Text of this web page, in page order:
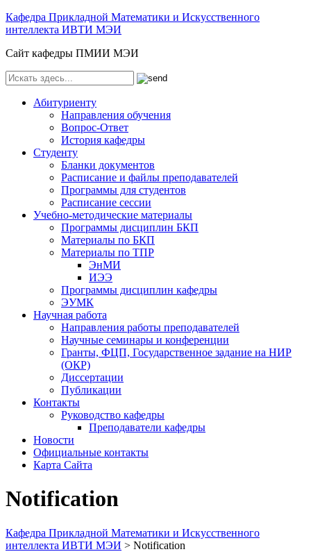
Кафедра Прикладной Математики и Искусственного
интеллекта ИВТИ МЭИ
Сайт кафедры ПМИИ МЭИ
Абитуриенту
Направления обучения
Вопрос-Ответ
История кафедры
Студенту
Бланки документов
Расписание и файлы преподавателей
Программы для студентов
Расписание сессии
Учебно-методические материалы
Программы дисциплин БКП
Материалы по БКП
Материалы по ТПР
ЭнМИ
ИЭЭ
Программы дисциплин кафедры
ЭУМК
Научная работа
Направления работы преподавателей
Научные семинары и конференции
Гранты, ФЦП, Государственное задание на НИР
(ОКР)
Диссертации
Публикации
Контакты
Руководство кафедры
Преподаватели кафедры
Новости
Официальные контакты
Карта Сайта
Notification
Кафедра Прикладной Математики и Искусственного
интеллекта ИВТИ МЭИ > Notification